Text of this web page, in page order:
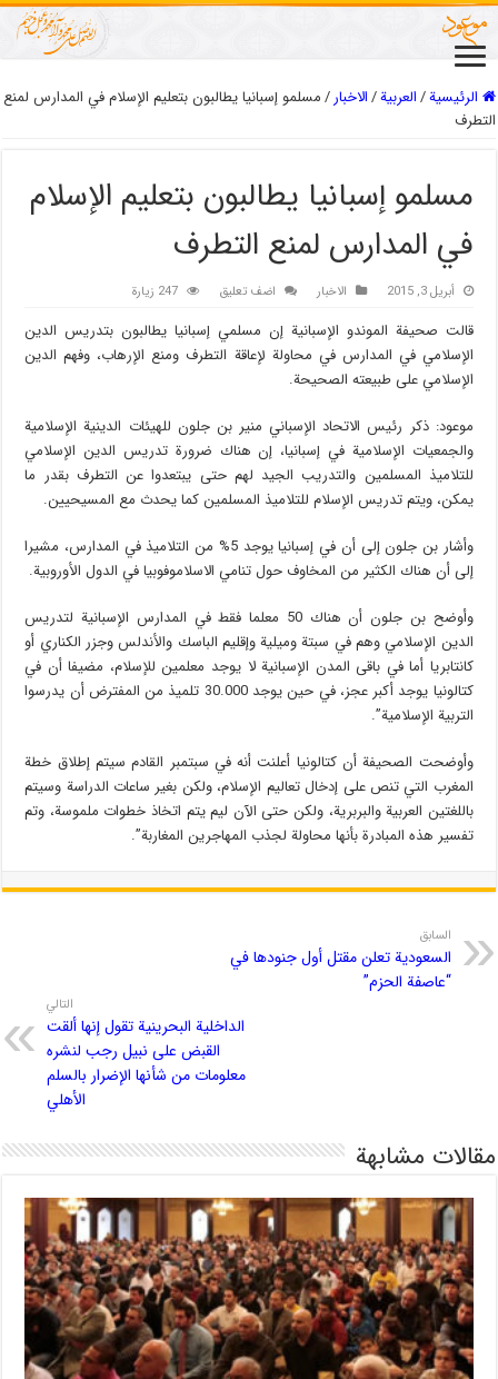
الرئيسية/العربیة/الاخبار/مسلمو إسبانيا يطالبون بتعليم الإسلام في المدارس لمنع
التطرف
مسلمو إسبانيا يطالبون بتعليم الإسلام
في المدارس لمنع التطرف
أبريل 3, 2015 الاخبار اضف تعليق 247 زيارة
قالت صحيفة الموندو الإسبانية إن مسلمي إسبانيا يطالبون بتدريس الدين
الإسلامي في المدارس في محاولة لإعاقة التطرف ومنع الإرهاب، وفهم الدين
الإسلامي على طبيعته الصحيحة.
موعود: ذكر رئيس الاتحاد الإسباني منير بن جلون للهيئات الدينية الإسلامية
والجمعيات الإسلامية في إسبانيا، إن هناك ضرورة تدريس الدين الإسلامي
للتلاميذ المسلمين والتدريب الجيد لهم حتى يبتعدوا عن التطرف بقدر ما
يمكن، ويتم تدريس الإسلام للتلاميذ المسلمين كما يحدث مع المسيحيين.
وأشار بن جلون إلى أن في إسبانيا يوجد 5% من التلاميذ في المدارس، مشيرا
إلى أن هناك الكثير من المخاوف حول تنامي الاسلاموفوبيا في الدول الأوروبية.
وأوضح بن جلون أن هناك 50 معلما فقط في المدارس الإسبانية لتدريس
الدين الإسلامي وهم في سبتة وميلية وإقليم الباسك والأندلس وجزر الكناري أو
كانتابريا أما في باقى المدن الإسبانية لا يوجد معلمين للإسلام، مضيفا أن في
كتالونيا يوجد أكبر عجز، في حين يوجد 30.000 تلميذ من المفترض أن يدرسوا
التربية الإسلامية”.
وأوضحت الصحيفة أن كتالونيا أعلنت أنه في سبتمبر القادم سيتم إطلاق خطة
المغرب التي تنص على إدخال تعاليم الإسلام، ولكن بغير ساعات الدراسة وسيتم
باللغتين العربية والبربرية، ولكن حتى الآن ليم يتم اتخاذ خطوات ملموسة، وتم
تفسير هذه المبادرة بأنها محاولة لجذب المهاجرين المغاربة”.
السابق
السعودية تعلن مقتل أول جنودها في
“عاصفة الحزم”
التالي
الداخلية البحرينية تقول إنها ألقت
القبض على نبيل رجب لنشره
معلومات من شأنها الإضرار بالسلم
الأهلي
مقالات مشابهة